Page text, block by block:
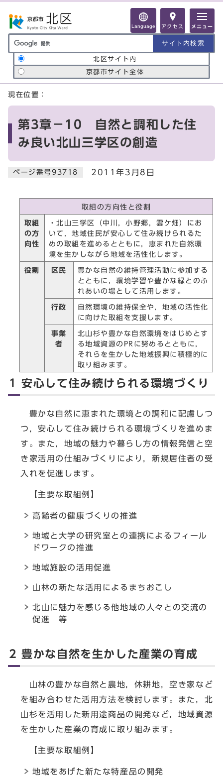
Language アクセス メニュー
サイト内検索の範囲
北区サイト内
京都市サイト全体
ここから本文です
現在位置：
第3章－10 自然と調和した住
み良い北山三学区の創造
ページ番号93718 2011年3月8日
取組の方向性と役割
取組
の方
向性
・北山三学区（中川，小野郷，雲ケ畑）にお
いて，地域住民が安心して住み続けられるた
めの取組を進めるとともに，恵まれた自然環
境を生かしながら地域を活性化します。
役割 区民
豊かな自然の維持管理活動に参加する
とともに，環境学習や豊かな緑とのふ
れあいの場として活用します。
行政
自然環境の維持保全や，地域の活性化
に向けた取組を支援します。
事業
者
北山杉や豊かな自然環境をはじめとす
る地域資源のPRに努めるとともに，
それらを生かした地域振興に積極的に
取り組みます。
1 安心して住み続けられる環境づくり
豊かな自然に恵まれた環境との調和に配慮しつ
つ，安心して住み続けられる環境づくりを進めま
す。また，地域の魅力や暮らし方の情報発信と空
き家活用の仕組みづくりにより，新規居住者の受
入れを促進します。
【主要な取組例】
高齢者の健康づくりの推進
地域と大学の研究室との連携によるフィール
ドワークの推進
地域施設の活用促進
山林の新たな活用によるまちおこし
北山に魅力を感じる他地域の人々との交流の
促進 等
2 豊かな自然を生かした産業の育成
山林の豊かな自然と農地，休耕地，空き家など
を組み合わせた活用方法を検討します。また，北
山杉を活用した新用途商品の開発など，地域資源
を生かした産業の育成に取り組みます。
【主要な取組例】
地域をあげた新たな特産品の開発